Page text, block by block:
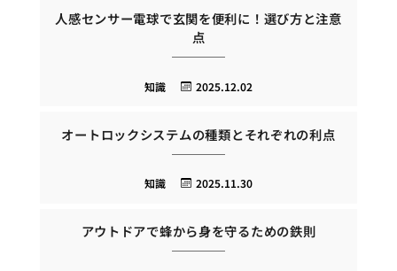
人感センサー電球で玄関を便利に！選び方と注意
点
2025.12.02
知識
オートロックシステムの種類とそれぞれの利点
2025.11.30
知識
アウトドアで蜂から身を守るための鉄則